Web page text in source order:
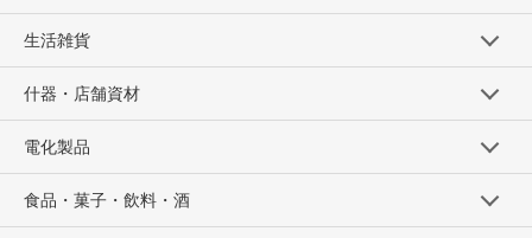
生活雑貨
什器・店舗資材
電化製品
食品・菓子・飲料・酒